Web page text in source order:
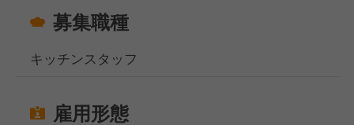
募集職種
キッチンスタッフ
雇用形態